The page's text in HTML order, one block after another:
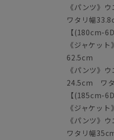
《パンツ》
ワタリ幅
【(180cm-
《ジャケッ
62.5cm
《パンツ》
24.5cm ワ
【(185cm-
《ジャケッ
《パンツ》
ワタリ幅